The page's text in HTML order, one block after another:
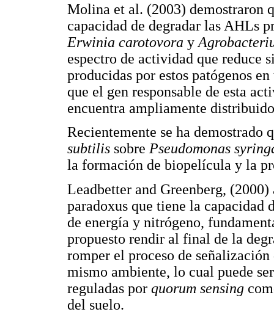
Molina et al. (2003) demostraron
capacidad de degradar las AHLs
Erwinia carotovora y
espectro de actividad que reduce
producidas por estos patógenos
que el gen responsable de esta
encuentra ampliamente
Recientemente se ha
subtilis sobre Pseudomonas
la formación de biopelícula y la
Leadbetter and Greenberg,
paradoxus que tiene la
de energía y nitrógeno,
propuesto rendir al final de la
romper el proceso de
mismo ambiente, lo cual puede
reguladas por quorum sensing
del suelo.